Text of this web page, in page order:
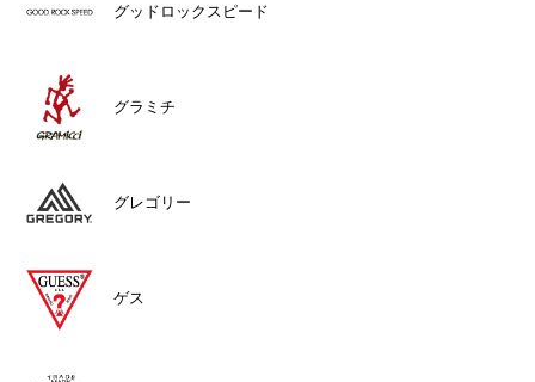
グッドロックスピード
グラミチ
グレゴリー
ゲス